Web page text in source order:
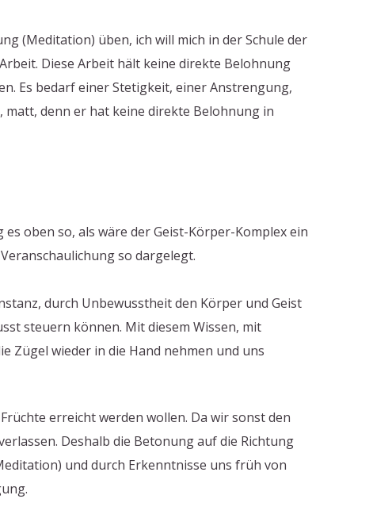
(Meditation) üben, ich will mich in der Schule der
Diese Arbeit hält keine direkte Belohnung
Es bedarf einer Stetigkeit, einer Anstrengung,
matt, denn er hat keine direkte Belohnung in
oben so, als wäre der Geist-Körper-Komplex ein
so dargelegt.
durch Unbewusstheit den Körper und Geist
steuern können. Mit diesem Wissen, mit
Zügel wieder in die Hand nehmen und uns
erreicht werden wollen. Da wir sonst den
Deshalb die Betonung auf die Richtung
und durch Erkenntnisse uns früh von